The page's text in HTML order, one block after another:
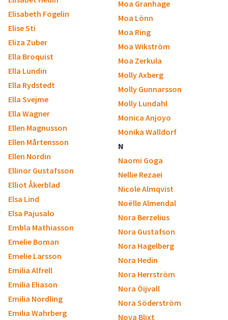
Elisabeth Fogelin
Elise Sti
Eliza Zuber
Ella Broquist
Ella Lundin
Ella Rydstedt
Ella Svejme
Ella Wagner
Ellen Magnusson
Ellen Mårtensson
Ellen Nordin
Ellinor Gustafsson
Elliot Åkerblad
Elsa Lind
Elsa Pajusalo
Embla Mathiasson
Emelie Boman
Emelie Larsson
Emilia Alfrell
Emilia Eliason
Emilia Nordling
Emilia Wahrberg
Moa Granhage
Moa Lönn
Moa Ring
Moa Wikström
Moa Zerkula
Molly Axberg
Molly Gunnarsson
Molly Lundahl
Monica Anjoyo
Monika Walldorf
N
Naomi Goga
Nellie Rezaei
Nicole Almqvist
Noëlle Almendal
Nora Berzelius
Nora Gustafson
Nora Hagelberg
Nora Hedin
Nora Herrström
Nora Öijvall
Nora Söderström
Nova Blixt